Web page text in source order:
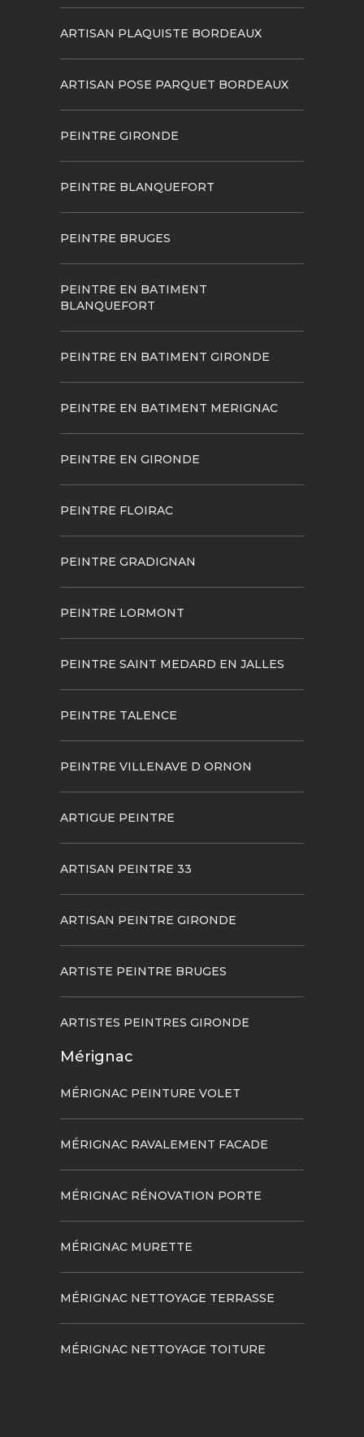
ARTISAN PLAQUISTE BORDEAUX
ARTISAN POSE PARQUET BORDEAUX
PEINTRE GIRONDE
PEINTRE BLANQUEFORT
PEINTRE BRUGES
PEINTRE EN BATIMENT
BLANQUEFORT
PEINTRE EN BATIMENT GIRONDE
PEINTRE EN BATIMENT MERIGNAC
PEINTRE EN GIRONDE
PEINTRE FLOIRAC
PEINTRE GRADIGNAN
PEINTRE LORMONT
PEINTRE SAINT MEDARD EN JALLES
PEINTRE TALENCE
PEINTRE VILLENAVE D ORNON
ARTIGUE PEINTRE
ARTISAN PEINTRE 33
ARTISAN PEINTRE GIRONDE
ARTISTE PEINTRE BRUGES
ARTISTES PEINTRES GIRONDE
Mérignac
MÉRIGNAC PEINTURE VOLET
MÉRIGNAC RAVALEMENT FACADE
MÉRIGNAC RÉNOVATION PORTE
MÉRIGNAC MURETTE
MÉRIGNAC NETTOYAGE TERRASSE
MÉRIGNAC NETTOYAGE TOITURE